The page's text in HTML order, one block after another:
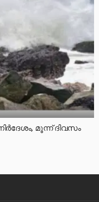
മൂന്ന് ദിവസം